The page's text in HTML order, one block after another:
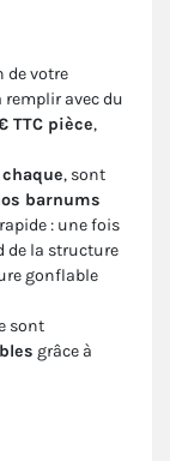
de votre
remplir avec du
TTC pièce,
, sont
barnums
: une fois
de la structure
gonflable
sont
grâce à